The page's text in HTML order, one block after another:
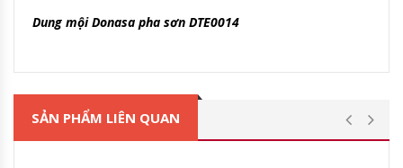
Dung mội Donasa pha sơn DTE0014
SẢN PHẨM LIÊN QUAN